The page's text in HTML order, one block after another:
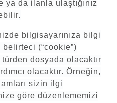
da ilanla ulaştığınız
bilgisayarınıza bilgi
(“cookie”)
dosyada olacaktır
olacaktır. Örneğin,
sizin ilgi
göre düzenlememizi